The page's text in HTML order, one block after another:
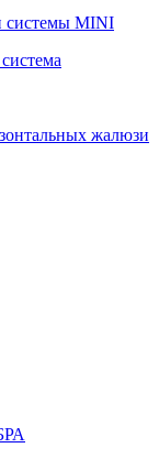
системы MINI
жалюзи